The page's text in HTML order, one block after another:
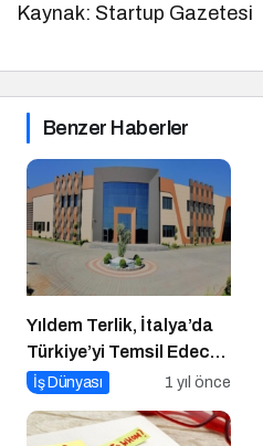
Kaynak: Startup Gazetesi
Benzer Haberler
Yıldem Terlik, İtalya’da
Türkiye’yi Temsil Edecek
Gaziantepli yerli üretici,
fuarında boy
İş Dünyası 1 yıl önce